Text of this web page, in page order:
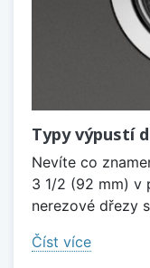
Typy výpustí
Nevíte co
3 1/2 (92 mm) v
nerezové dřezy
Číst více